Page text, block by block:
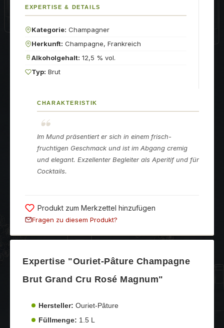
EXPERTISE & DETAILS
Kategorie: Champagner
Herkunft: Champagne, Frankreich
Alkoholgehalt: 12,5 % vol.
Typ: Brut
CHARAKTERISTIK
Im Mund präsentiert er sich in einem frisch-
fruchtigen Geschmack und ist im Abgang cremig
und elegant. Exzellenter Begleiter als Aperitif und für
Cocktails.
Produkt zum Merkzettel hinzufügen
Fragen zu diesem Produkt?
Expertise "Ouriet-Pâture Champagne
Brut Grand Cru Rosé Magnum"
Hersteller: Ouriet-Pâture
Füllmenge: 1.5 L